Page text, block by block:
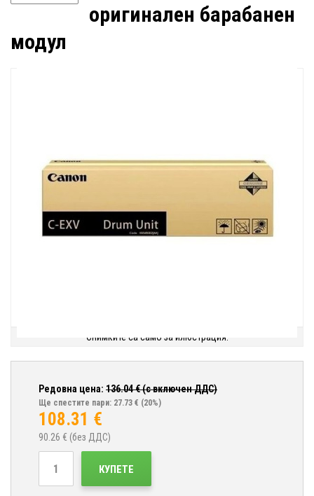
оригинален барабанен
модул
Снимките са само за илюстрация.
Редовна цена: 136.04€ (с включен ДДС)
Ще спестите пари: 27.73 € (20%)
108.31 €
90.26 € (без ДДС)
КУПЕТЕ